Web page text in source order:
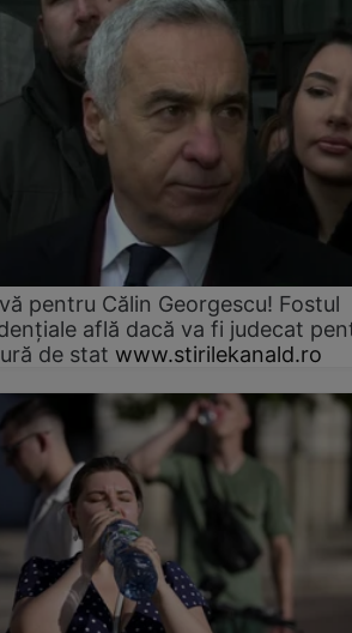
pentru Călin Georgescu! Fostul
află dacă va fi judecat
de stat www.stirilekanald.ro